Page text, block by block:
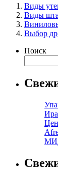
Виды
Виды
Выбор
Поиск